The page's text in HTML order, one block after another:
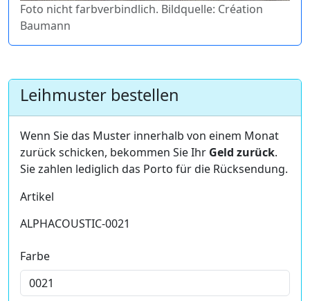
Foto nicht farbverbindlich. Bildquelle: Création
Baumann
Leihmuster bestellen
Wenn Sie das Muster innerhalb von einem Monat
zurück schicken, bekommen Sie Ihr Geld zurück.
Sie zahlen lediglich das Porto für die Rücksendung.
Artikel
ALPHACOUSTIC-0021
Farbe